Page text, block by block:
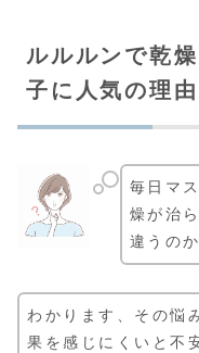
ルルルンで乾
子に人気の理由
毎日マ
燥が治
違うの
わかります、その悩
果を感じにくいと